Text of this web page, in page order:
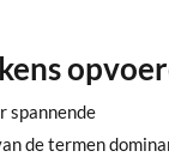
spannende
de termen